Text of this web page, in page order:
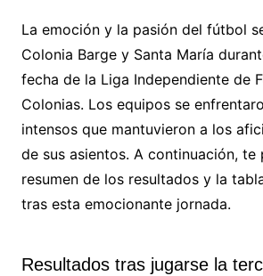
La emoción y la pasión del fútbol
Colonia Barge y Santa María
fecha de la Liga Independiente de
Colonias. Los equipos se
intensos que mantuvieron a los
de sus asientos. A continuación, te
resumen de los resultados y la
tras esta emocionante jornada.
Resultados tras jugarse la